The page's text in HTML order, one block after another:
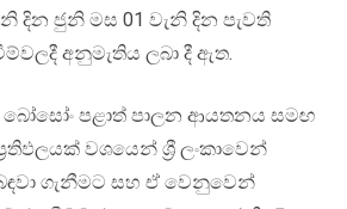
දින ජුනි මස 01 වැනි දින පැවති
අනුමැතිය ලබා දී ඇත.
පළාත් පාලන ආයතනය සමඟ
වශයෙන් ශ්‍රී ලංකාවෙන්
ගැනීමට සහ ඒ වෙනුවෙන්